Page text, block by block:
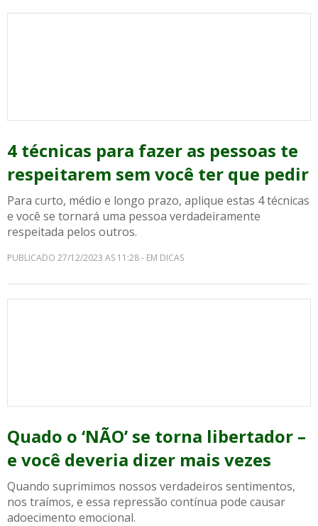
4 técnicas para fazer as pessoas te
respeitarem sem você ter que pedir
Para curto, médio e longo prazo, aplique estas 4 técnicas
e você se tornará uma pessoa verdadeiramente
respeitada pelos outros.
PUBLICADO 27/12/2023 AS 11:28 - EM DICAS
Quado o ‘NÃO’ se torna libertador –
e você deveria dizer mais vezes
Quando suprimimos nossos verdadeiros sentimentos,
nos traímos, e essa repressão contínua pode causar
adoecimento emocional.